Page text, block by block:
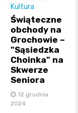
Kultura
Świąteczne
obchody na
Grochowie –
"Sąsiedzka
Choinka" na
Skwerze
Seniora
12 grudnia
2024